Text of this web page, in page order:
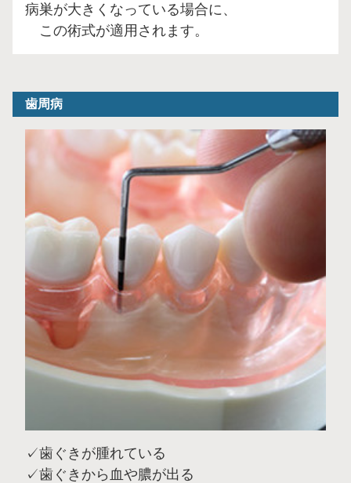
病巣が大きくなっている場合に、
この術式が適用されます。
歯周病
✓歯ぐきが腫れている
✓歯ぐきから血や膿が出る